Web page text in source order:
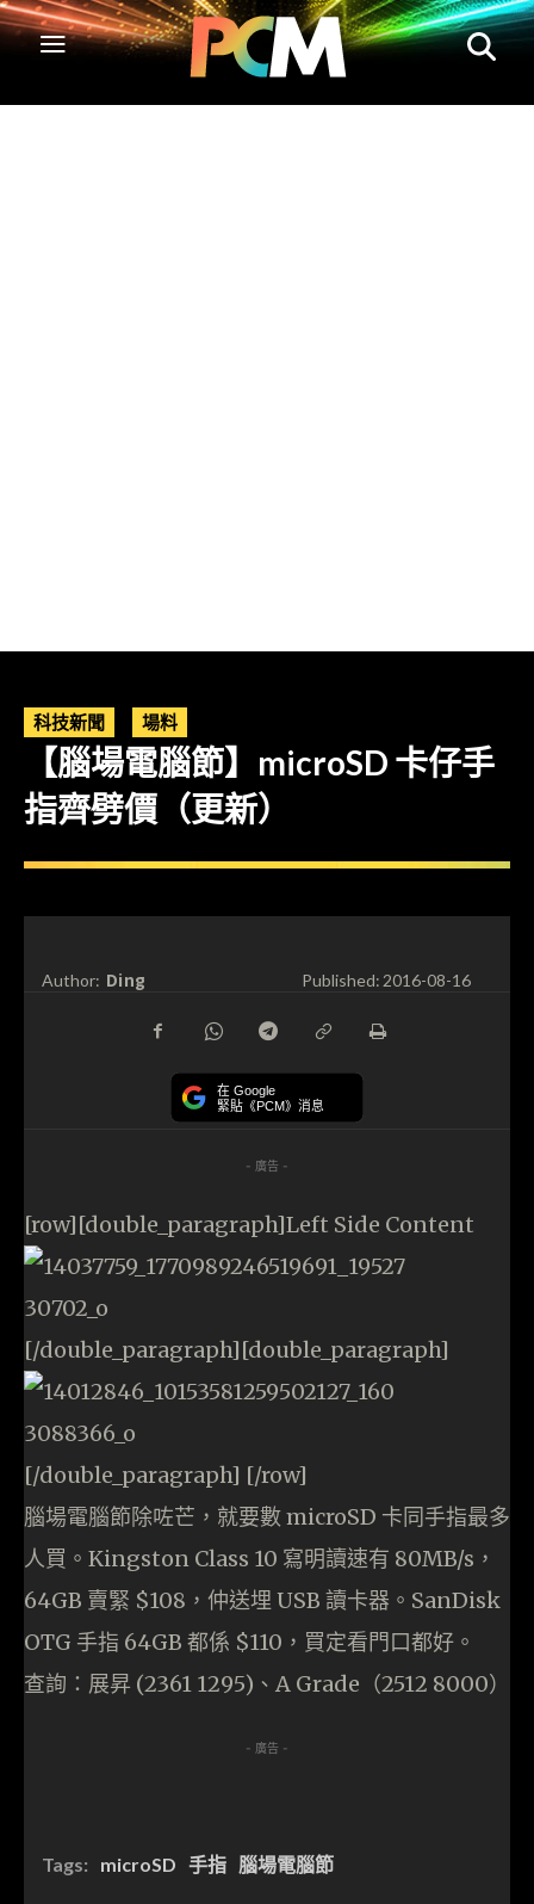
科技新聞 場料
【腦場電腦節】microSD 卡仔手
指齊劈價（更新）
Author: Ding Published:2016-08-16
在 Google
緊貼《PCM》消息
- 廣告 -
[row][double_paragraph]Left Side Content
[/double_paragraph][double_paragraph]
[/double_paragraph] [/row]
腦場電腦節除咗芒，就要數 microSD 卡同手指最多
人買。Kingston Class 10 寫明讀速有 80MB/s，
64GB 賣緊 $108，仲送埋 USB 讀卡器。SanDisk
OTG 手指 64GB 都係 $110，買定看門口都好。
查詢：展昇 (2361 1295)、A Grade（2512 8000）
- 廣告 -
Tags: microSD 手指 腦場電腦節